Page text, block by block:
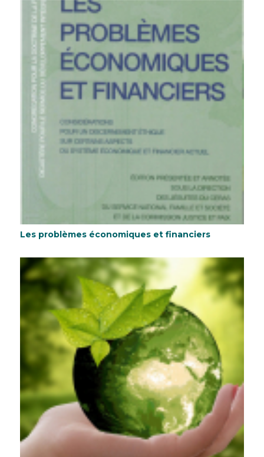
Les problèmes économiques et financiers